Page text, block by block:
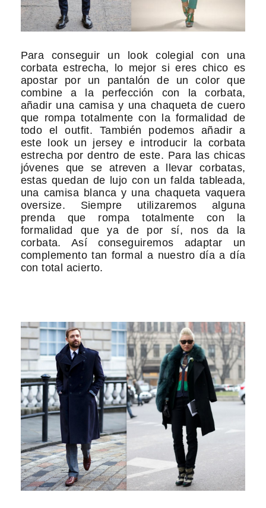
Para conseguir un look colegial con una
corbata estrecha, lo mejor si eres chico es
apostar por un pantalón de un color que
combine a la perfección con la corbata,
añadir una camisa y una chaqueta de cuero
que rompa totalmente con la formalidad de
todo el outfit. También podemos añadir a
este look un jersey e introducir la corbata
estrecha por dentro de este. Para las chicas
jóvenes que se atreven a llevar corbatas,
estas quedan de lujo con un falda tableada,
una camisa blanca y una chaqueta vaquera
oversize. Siempre utilizaremos alguna
prenda que rompa totalmente con la
formalidad que ya de por sí, nos da la
corbata. Así conseguiremos adaptar un
complemento tan formal a nuestro día a día
con total acierto.